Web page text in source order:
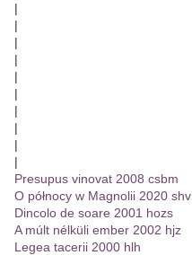
|
|
|
|
|
|
|
|
|
|
Presupus vinovat 2008 csbm
O północy w Magnolii 2020 shv
Dincolo de soare 2001 hozs
A múlt nélküli ember 2002 hjz
Legea tacerii 2000 hlh